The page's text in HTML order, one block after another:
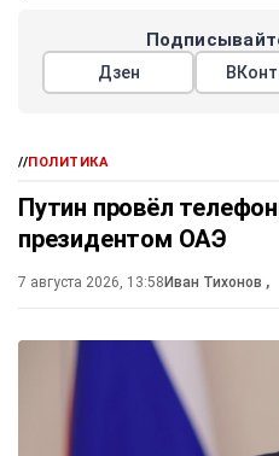
Дзен
//ПОЛИТИКА
Путин провёл
президентом ОАЭ
7 августа 2026, 13:58 Иван Тихонов ,